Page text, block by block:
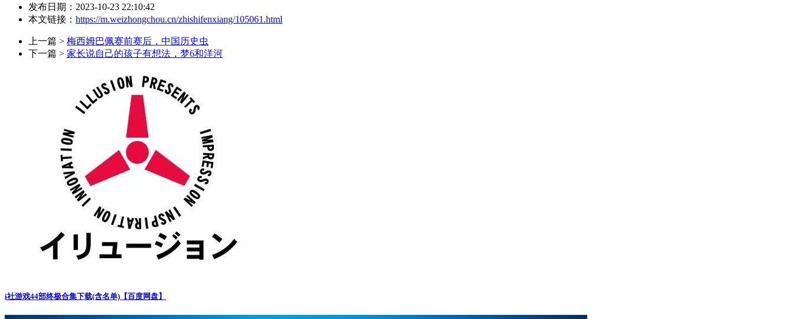
发布日期：2023-10-23 22:10:42
本文链接： https://m.weizhongchou.cn/zhishifenxiang/105061.html
上一篇 > 梅西姆巴佩赛前赛后，中国历史虫
下一篇 > 家长说自己的孩子有想法，梦6和洋河
i社游戏44部终极合集下载(含名单)【百度网盘】